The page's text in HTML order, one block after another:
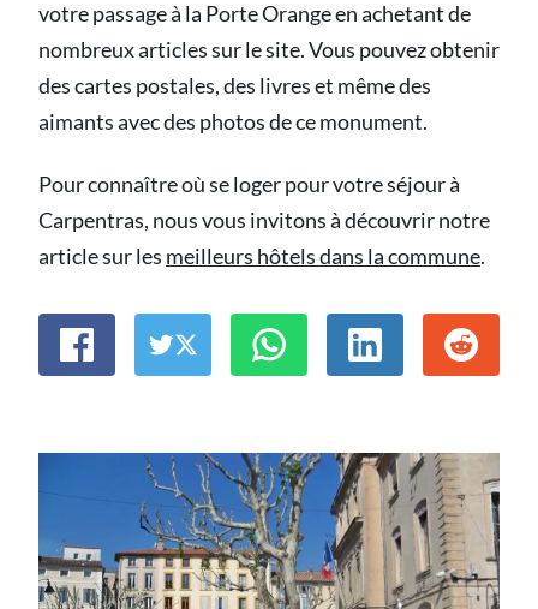
votre passage à la Porte Orange en achetant de
nombreux articles sur le site. Vous pouvez obtenir
des cartes postales, des livres et même des
aimants avec des photos de ce monument.
Pour connaître où se loger pour votre séjour à
Carpentras, nous vous invitons à découvrir notre
article sur les meilleurs hôtels dans la commune.